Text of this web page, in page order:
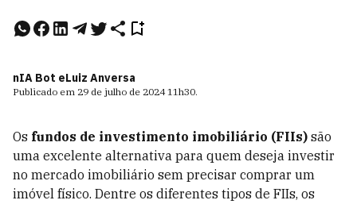
nIA Bot eLuiz Anversa
Publicado em 29 de julho de 2024 11h30.
Os fundos de investimento imobiliário (FIIs) são
uma excelente alternativa para quem deseja investir
no mercado imobiliário sem precisar comprar um
imóvel físico. Dentre os diferentes tipos de FIIs, os